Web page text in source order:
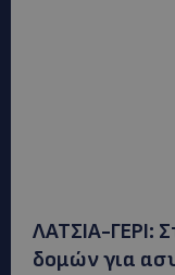
ΛΑΤΣΙΑ-ΓΕΡΙ:
δομών για